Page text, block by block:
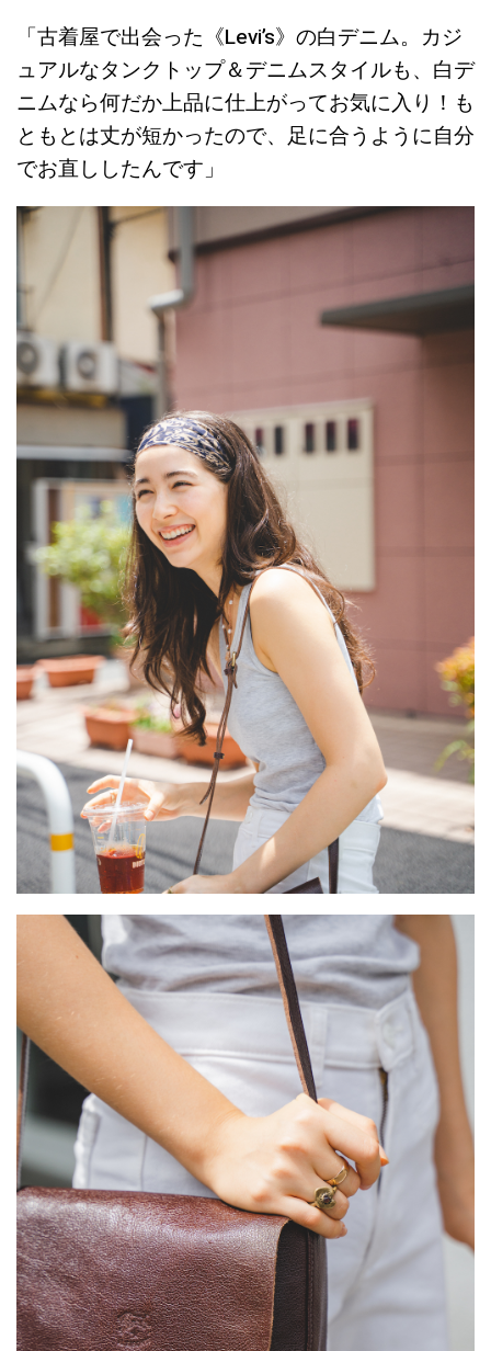
「古着屋で出会った《Levi’s》の白デニム。カジ
ュアルなタンクトップ＆デニムスタイルも、白デ
ニムなら何だか上品に仕上がってお気に入り！も
ともとは丈が短かったので、足に合うように自分
でお直ししたんです」